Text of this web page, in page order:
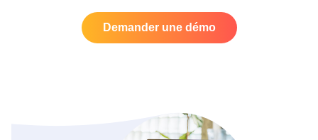
Demander une démo